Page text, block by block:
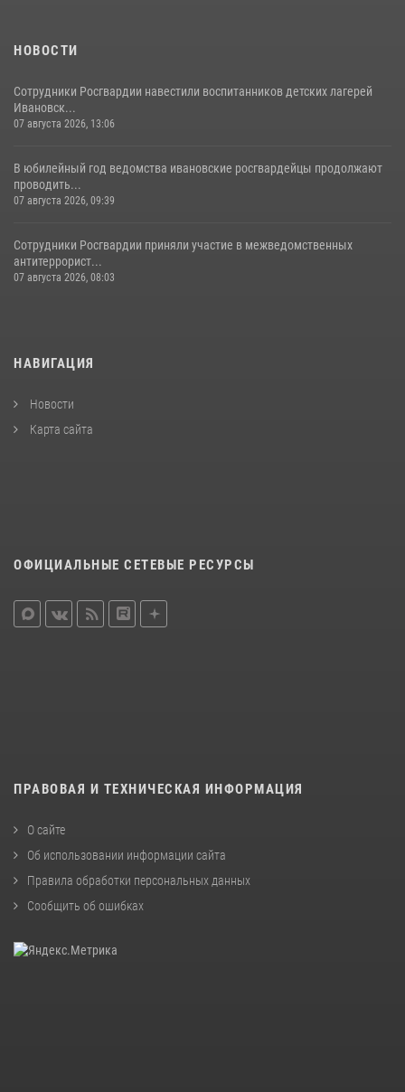
НОВОСТИ
Сотрудники Росгвардии навестили воспитанников детских лагерей
Ивановск...
07 августа 2026, 13:06
В юбилейный год ведомства ивановские росгвардейцы продолжают
проводить...
07 августа 2026, 09:39
Сотрудники Росгвардии приняли участие в межведомственных
антитеррорист...
07 августа 2026, 08:03
НАВИГАЦИЯ
Новости
Карта сайта
ОФИЦИАЛЬНЫЕ СЕТЕВЫЕ РЕСУРСЫ
ПРАВОВАЯ И ТЕХНИЧЕСКАЯ ИНФОРМАЦИЯ
О сайте
Об использовании информации сайта
Правила обработки персональных данных
Сообщить об ошибках